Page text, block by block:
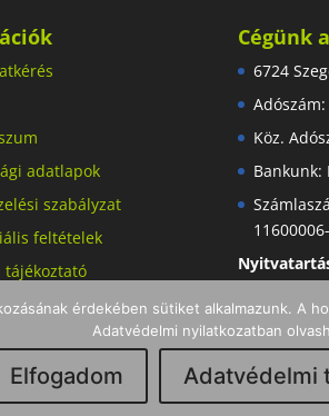
adatlapok
szabályzat
feltételek
tájékoztató
tájékoztató
Cégünk
6724
Köz.
Bankunk:
Kft.
érdekében sütiket alkalmazunk. A
Adatvédelmi nyilatkozatban
Elfogadom Adatvédelmi